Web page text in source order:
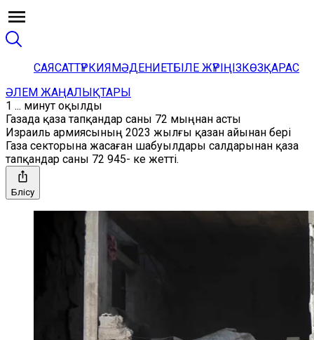
САЯСАТТҮРКИЯМӘДЕНИЕТБІЛЕ ЖҮРІҢІЗКӨЗҚАРАС
ӘЛЕМ ЖАҢАЛЫҚТАРЫ
1 ... минут оқылды
Газада қаза тапқандар саны 72 мыңнан асты
Израиль армиясының 2023 жылғы қазан айынан бері
Газа секторына жасаған шабуылдары салдарынан қаза
тапқандар саны 72 945- ке жетті.
Бөлісу